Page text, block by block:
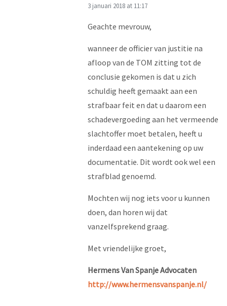
3 januari 2018 at 11:17
Geachte mevrouw,
wanneer de officier van justitie na
afloop van de TOM zitting tot de
conclusie gekomen is dat u zich
schuldig heeft gemaakt aan een
strafbaar feit en dat u daarom een
schadevergoeding aan het vermeende
slachtoffer moet betalen, heeft u
inderdaad een aantekening op uw
documentatie. Dit wordt ook wel een
strafblad genoemd.
Mochten wij nog iets voor u kunnen
doen, dan horen wij dat
vanzelfsprekend graag.
Met vriendelijke groet,
Hermens Van Spanje Advocaten
http://www.hermensvanspanje.nl/